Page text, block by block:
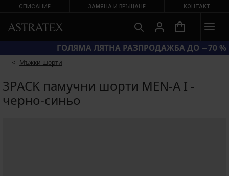
СПИСАНИЕ ЗАМЯНА И ВРЪЩАНЕ КОНТАКТ
КОД BRA20 = СУТИЕНИ −20 %
Мъжки шорти
3PACK памучни шорти MEN-A I -
черно-синьо